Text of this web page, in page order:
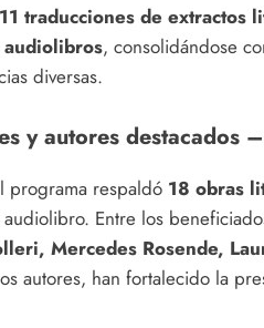
11 traducciones de extractos
audiolibros, consolidándose
diversas.
y autores destacados
programa respaldó 18 obras
Entre los
Mercedes Rosende,
autores, han fortalecido la